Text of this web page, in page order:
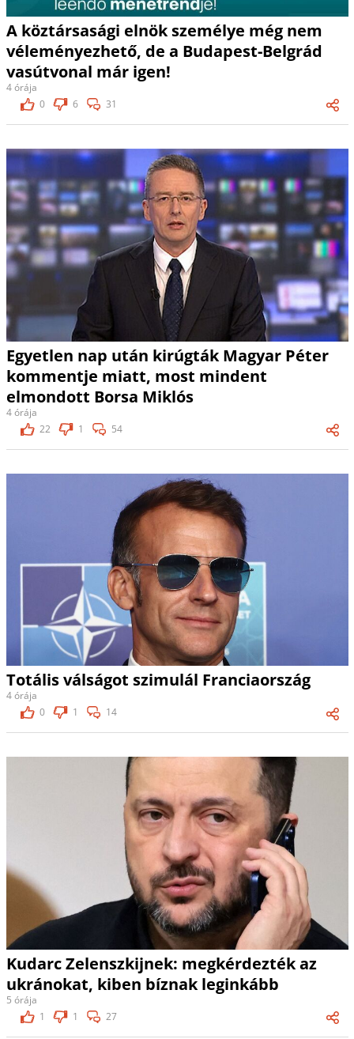
A köztársasági elnök személye még nem
véleményezhető, de a Budapest-Belgrád
vasútvonal már igen!
4 órája
0
6 31
Egyetlen nap után kirúgták Magyar Péter
kommentje miatt, most mindent
elmondott Borsa Miklós
4 órája
22
1 54
Totális válságot szimulál Franciaország
4 órája
0
1 14
Kudarc Zelenszkijnek: megkérdezték az
ukránokat, kiben bíznak leginkább
5 órája
1
1 27